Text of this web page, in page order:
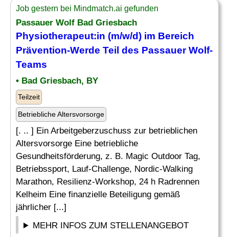
Job gestern bei Mindmatch.ai gefunden
Passauer Wolf Bad Griesbach
Physiotherapeut:in (m/w/d) im Bereich
Prävention-Werde Teil des Passauer Wolf-
Teams
• Bad Griesbach, BY
Teilzeit
Betriebliche Altersvorsorge
[. .. ] Ein Arbeitgeberzuschuss zur betrieblichen
Altersvorsorge Eine betriebliche
Gesundheitsförderung, z. B. Magic Outdoor Tag,
Betriebssport, Lauf-Challenge, Nordic-Walking
Marathon, Resilienz-Workshop, 24 h Radrennen
Kelheim Eine finanzielle Beteiligung gemäß
jährlicher [...]
MEHR INFOS ZUM STELLENANGEBOT